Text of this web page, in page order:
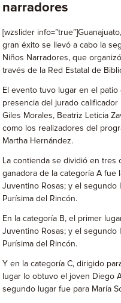
narradores
[wzslider
gran éxito se llevó a cabo la
Niños Narradores, que
través de la Red Estatal de
El evento tuvo lugar en el
presencia del jurado
Giles Morales, Beatriz Leticia
como los realizadores del
Martha Hernández.
La contienda se dividió en tres
ganadora de la categoría A fue
Juventino Rosas; y el segundo
Purísima del Rincón.
En la categoría B, el primer
Juventino Rosas; y el segundo
Purísima del Rincón.
Y en la categoría C, dirigido
lugar lo obtuvo el joven Diego
segundo lugar fue para María